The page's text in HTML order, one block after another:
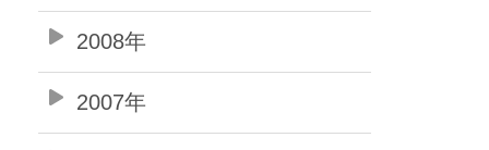
2008年
2007年